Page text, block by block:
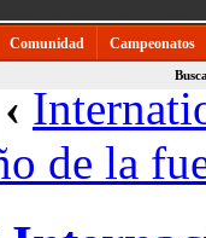
Comunidad Campeonatos
‹
de la